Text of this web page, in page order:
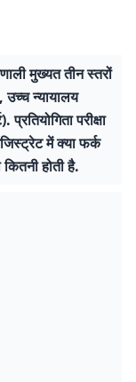
मुख्यत तीन स्तरों
उच्च न्यायालय
परीक्षा
में क्या फर्क
होती है.